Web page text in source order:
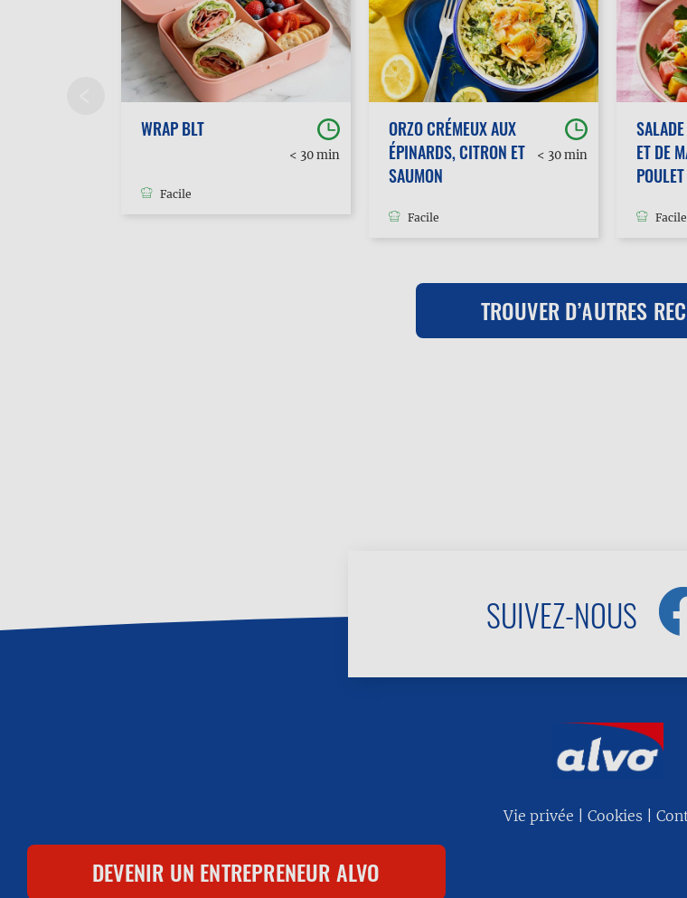
WRAP BLT
< 30 min
Facile
ORZO CRÉMEUX AUX
ÉPINARDS, CITRON ET
SAUMON
< 30 min
Facile
ET DE
POULET
Facile
TROUVER D’AUTRES
SUIVEZ-NOUS
Menu
Vie privée Cookies
DEVENIR UN ENTREPRENEUR ALVO